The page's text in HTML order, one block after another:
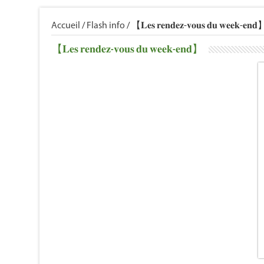
Accueil / Flash info / 【𝐋𝐞𝐬 𝐫𝐞𝐧𝐝𝐞𝐳-𝐯𝐨𝐮𝐬 𝐝𝐮 𝐰𝐞𝐞𝐤-𝐞𝐧𝐝
【𝐋𝐞𝐬 𝐫𝐞𝐧𝐝𝐞𝐳-𝐯𝐨𝐮𝐬 𝐝𝐮 𝐰𝐞𝐞𝐤-𝐞𝐧𝐝】